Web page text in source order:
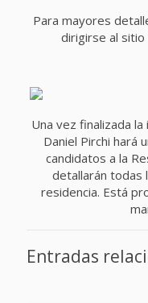
Para mayores
dirigirse al
Una vez finalizada
Daniel Pirchi hará
candidatos a la
detallarán todas
residencia. Está
Entradas